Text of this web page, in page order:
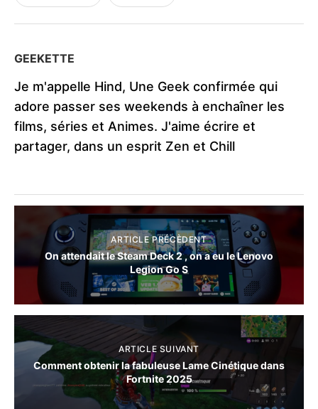
GEEKETTE
Je m'appelle Hind, Une Geek confirmée qui
adore passer ses weekends à enchaîner les
films, séries et Animes. J'aime écrire et
partager, dans un esprit Zen et Chill
ARTICLE PRÉCÈDENT
On attendait le Steam Deck 2 , on a eu le Lenovo
Legion Go S
ARTICLE SUIVANT
Comment obtenir la fabuleuse Lame Cinétique dans
Fortnite 2025